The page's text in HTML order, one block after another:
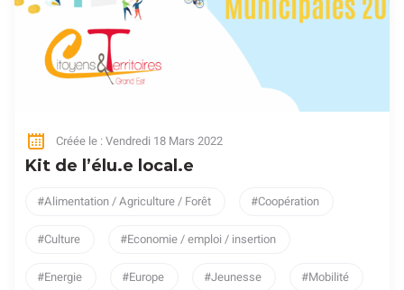
Créée le : Vendredi 18 Mars 2022
Kit de l’élu.e local.e
Alimentation / Agriculture / Forêt Coopération
Culture Economie / emploi / insertion
Energie Europe Jeunesse Mobilité